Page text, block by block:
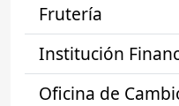
Frutería
Institución
Oficina de